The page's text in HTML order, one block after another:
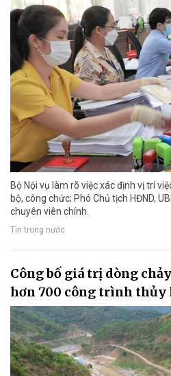
Bộ Nội vụ làm rõ việc xác định vị trí
bộ, công chức; Phó Chủ tịch HĐND,
chuyên viên chính.
Tin trong nước
Công bố giá trị dòng
hơn 700 công trình thủy